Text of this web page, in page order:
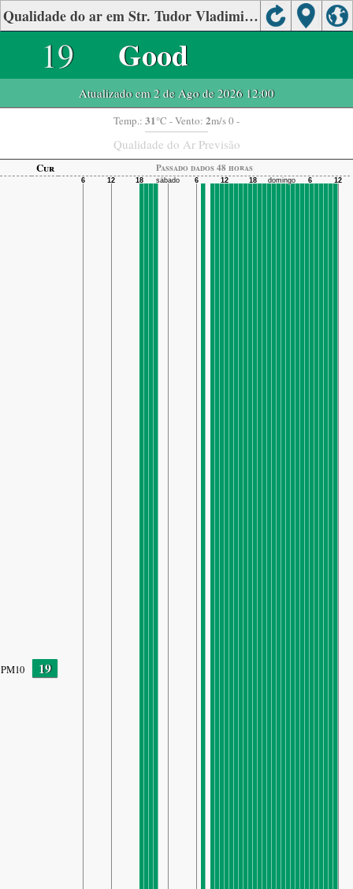
Qualidade do ar em Str. Tudor Vladimirescu, Zlatna
19 Good
Atualizado em 2 de Ago de 2026 12:00
Temp.: 31°C - Vento: 2m/s 0 -
Qualidade do Ar Previsão
Cur Passado dados 48 horas
PM10 19